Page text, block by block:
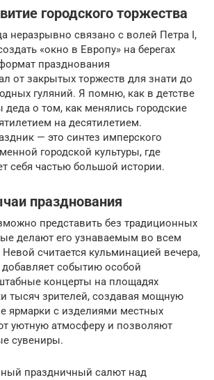
городского торжества
неразрывно связано с волей Петра I,
«окно в Европу» на берегах
празднования
от закрытых торжеств для знати до
гуляний. Я помню, как в детстве
деда о том, как менялись городские
на десятилетием.
— это синтез имперского
городской культуры, где
себя частью большой истории.
празднования
представить без традиционных
делают его узнаваемым во всем
считается кульминацией вечера,
событию особой
концерты на площадях
тысяч зрителей, создавая мощную
ярмарки с изделиями местных
уютную атмосферу и позволяют
сувениры.
праздничный салют над